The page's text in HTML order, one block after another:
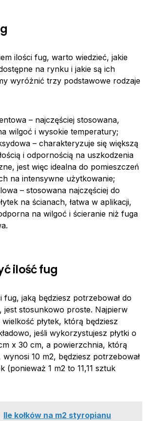
ilości fug, warto wiedzieć, jakie
na rynku i jakie są ich
wyróżnić trzy podstawowe rodzaje
– najczęściej stosowana,
wilgoć i wysokie temperatury;
– charakteryzuje się większą
i odpornością na uszkodzenia
jest więc idealna do pomieszczeń
na intensywne użytkowanie;
– stosowana najczęściej do
na ścianach, łatwa w aplikacji,
na wilgoć i ścieranie niż fuga
ilość fug
fug, jaką będziesz potrzebował do
jest stosunkowo proste. Najpierw
płytek, którą będziesz
jeśli wykorzystujesz płytki o
x 30 cm, a powierzchnia, którą
10 m2, będziesz potrzebował
(ponieważ 1 m2 to 11,11 sztuk
Ile kołków na m2 styropianu